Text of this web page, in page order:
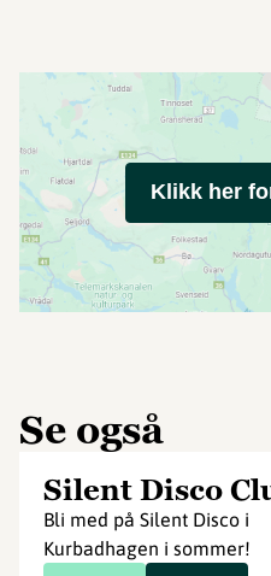
Klikk her
Se også
Silent Disco
Bli med på Silent Disco i
Kurbadhagen i sommer!